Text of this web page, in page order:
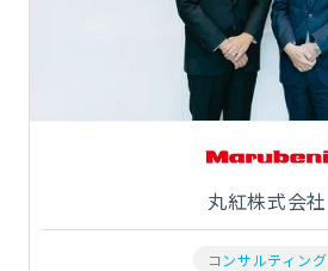
丸紅株式会社
コンサルティング